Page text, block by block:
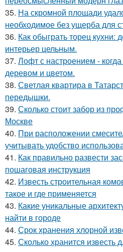
35. На скромной площади
необходимое без ущерба для
36. Как обыграть торец кухни:
интерьер цельным.
37. Лофт с настроением - когда
деревом и цветом.
38. Светлая квартира в
передышки.
39. Сколько стоит забор из
Москве
40. При расположении
учитывать удобство
41. Как правильно развести
пошаговая инструкция
42. Известь строительная
такое и где применяется
43. Какие уникальные
найти в городе
44. Срок хранения хлорной
45. Сколько хранится известь